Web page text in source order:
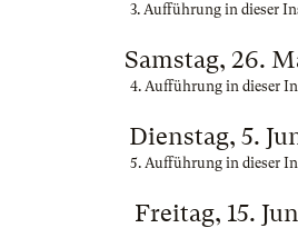
3. Aufführung in dieser
Samstag, 26.
4. Aufführung in dieser
Dienstag, 5.
5. Aufführung in dieser
Freitag, 15.